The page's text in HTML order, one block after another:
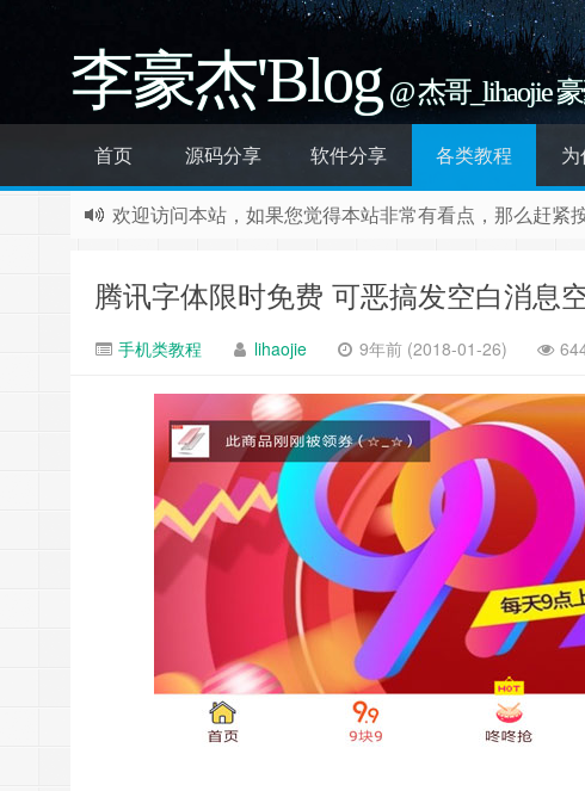
李豪杰'Blog@ 杰哥_lihaojie
首页 源码分享 软件分享 各类教程
欢迎访问本站，如果您觉得本站非常有看点，那么赶紧
由于网信办规定评论需要实名认证，本站关闭了所有文
腾讯字体限时免费 可恶搞发空白消息
手机类教程 lihaojie 9年前 (2018-01-26)